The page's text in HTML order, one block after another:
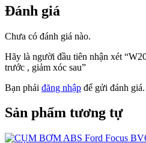
Đánh giá
Chưa có đánh giá nào.
Hãy là người đầu tiên nhận xét
trước , giảm xóc sau”
Bạn phải đăng nhập để gửi đánh giá.
Sản phẩm tương tự